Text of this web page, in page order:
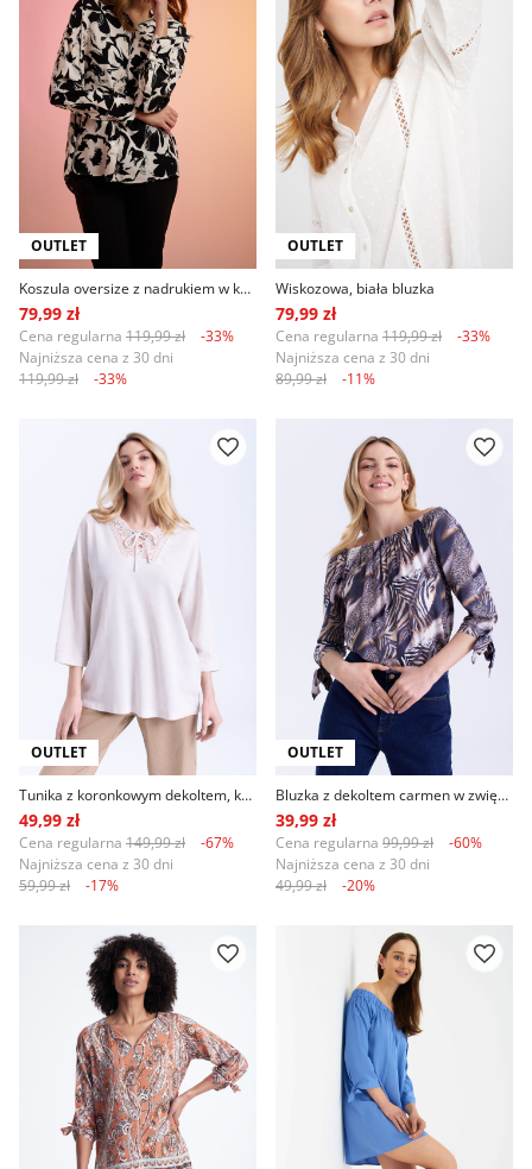
OUTLET
Koszula oversize z nadrukiem w kwiaty
79,99 zł
Cena regularna 119,99 zł
-33%
Najniższa cena z 30 dni
119,99 zł
-33%
OUTLET
Wiskozowa, biała bluzka
79,99 zł
Cena regularna 119,99 zł
-33%
Najniższa cena z 30 dni
89,99 zł
-11%
OUTLET
Tunika z koronkowym dekoltem, kremowa
49,99 zł
Cena regularna 149,99 zł
-67%
Najniższa cena z 30 dni
59,99 zł
-17%
OUTLET
Bluzka z dekoltem carmen w zwięrzęcy wzór
39,99 zł
Cena regularna 99,99 zł
-60%
Najniższa cena z 30 dni
49,99 zł
-20%